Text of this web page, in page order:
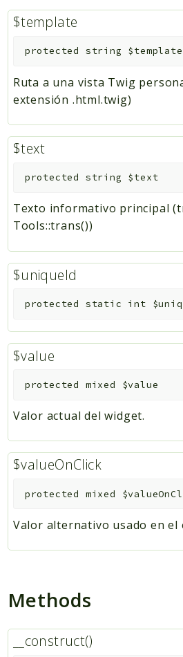
$template
protected string $template
Ruta a una vista Twig
extensión .html.twig)
$text
protected string $text
Texto informativo principal
Tools::trans())
$uniqueId
protected static int
$value
protected mixed $value
Valor actual del widget.
$valueOnClick
protected mixed
Valor alternativo usado en el
Methods
__construct()